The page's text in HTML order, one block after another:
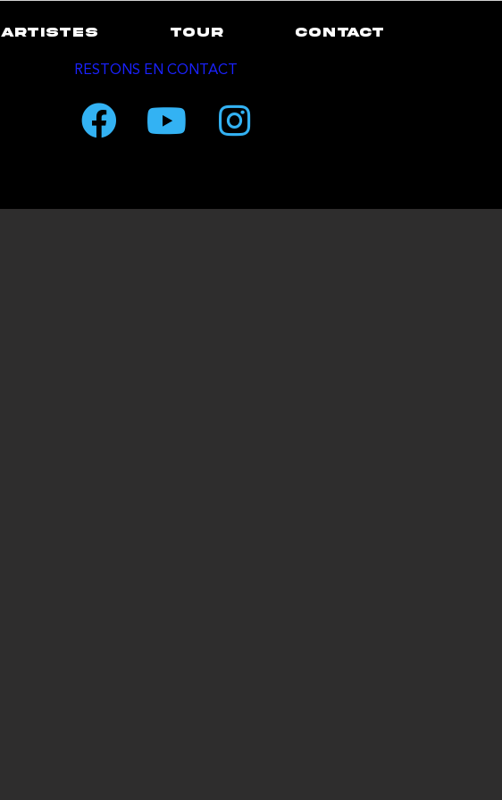
ARTISTES TOUR CONTACT
RESTONS EN CONTACT